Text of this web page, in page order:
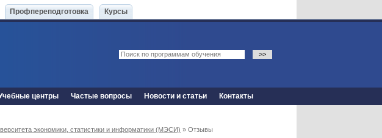
Профпереподготовка Курсы
центры Частые вопросы Новости и статьи Контакты
экономики, статистики и информатики (МЭСИ) » Отзывы